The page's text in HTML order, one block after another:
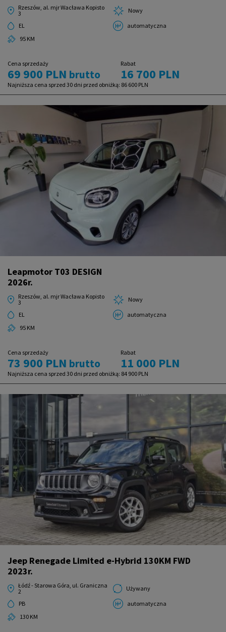
Rzeszów, al. mjr Wacława Kopisto
3
Nowy
EL
automatyczna
95 KM
Cena sprzedaży
69 900 PLN brutto
Rabat
16 700 PLN
Najniższa cena sprzed 30 dni przed obniżką: 86 600 PLN
Leapmotor T03 DESIGN
2026r.
Rzeszów, al. mjr Wacława Kopisto
3
Nowy
EL
automatyczna
95 KM
Cena sprzedaży
73 900 PLN brutto
Rabat
11 000 PLN
Najniższa cena sprzed 30 dni przed obniżką: 84 900 PLN
Jeep Renegade Limited e-Hybrid 130KM FWD
2023r.
Łódź - Starowa Góra, ul. Graniczna
2
Używany
PB
automatyczna
130 KM